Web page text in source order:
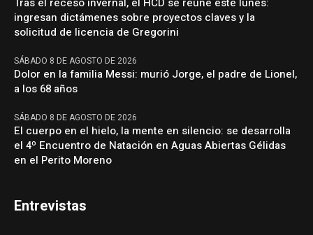
ingresan dictámenes sobre proyectos claves y la
solicitud de licencia de Gregorini
SÁBADO 8 DE AGOSTO DE 2026
Dolor en la familia Messi: murió Jorge, el padre de Lionel,
a los 68 años
SÁBADO 8 DE AGOSTO DE 2026
El cuerpo en el hielo, la mente en silencio: se desarrolla
el 4º Encuentro de Natación en Aguas Abiertas Gélidas
en el Perito Moreno
Entrevistas